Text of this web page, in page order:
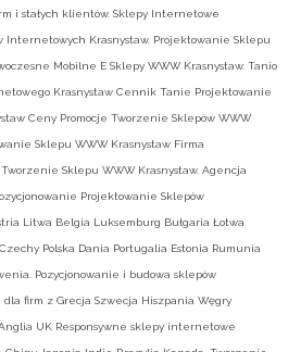
i stałych klientów. Sklepy Internetowe
Internetowych Krasnystaw. Projektowanie Sklepu
Mobilne E Sklepy WWW Krasnystaw. Tanio
Krasnystaw Cennik Tanie Projektowanie
Ceny Promocje Tworzenie Sklepów WWW
Sklepu WWW Krasnystaw Firma
Sklepu WWW Krasnystaw. Agencja
Projektowanie Sklepów
Litwa Belgia Luksemburg Bułgaria Łotwa
Polska Dania Portugalia Estonia Rumunia
Pozycjonowanie i budowa sklepów
firm z Grecja Szwecja Hiszpania Węgry
UK Responsywne sklepy internetowe